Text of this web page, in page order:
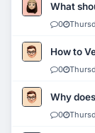
What
0
How to
0
Why
0